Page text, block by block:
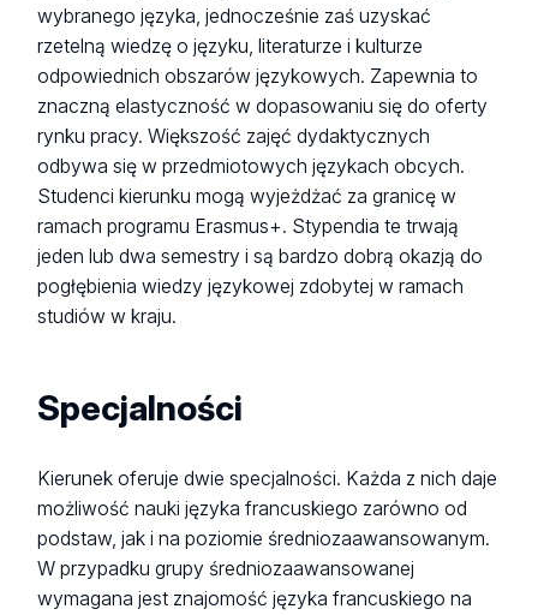
wybranego języka, jednocześnie zaś uzyskać
rzetelną wiedzę o języku, literaturze i kulturze
odpowiednich obszarów językowych. Zapewnia to
znaczną elastyczność w dopasowaniu się do oferty
rynku pracy. Większość zajęć dydaktycznych
odbywa się w przedmiotowych językach obcych.
Studenci kierunku mogą wyjeżdżać za granicę w
ramach programu Erasmus+. Stypendia te trwają
jeden lub dwa semestry i są bardzo dobrą okazją do
pogłębienia wiedzy językowej zdobytej w ramach
studiów w kraju.
Specjalności
Kierunek oferuje dwie specjalności. Każda z nich daje
możliwość nauki języka francuskiego zarówno od
podstaw, jak i na poziomie średniozaawansowanym.
W przypadku grupy średniozaawansowanej
wymagana jest znajomość języka francuskiego na